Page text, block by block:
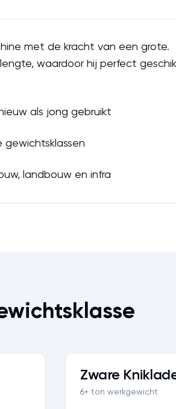
met de kracht van een grote.
waardoor hij perfect
als jong gebruikt
gewichtsklassen
landbouw en infra
Zware
6+ ton werkgewicht